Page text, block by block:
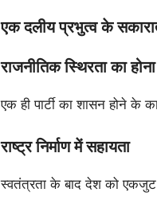
एक दलीय प्रभुत्व के
राजनीतिक स्थिरता का होना
एक ही पार्टी का शासन होने के
राष्ट्र निर्माण में सहायता
स्वतंत्रता के बाद देश को एकजुट